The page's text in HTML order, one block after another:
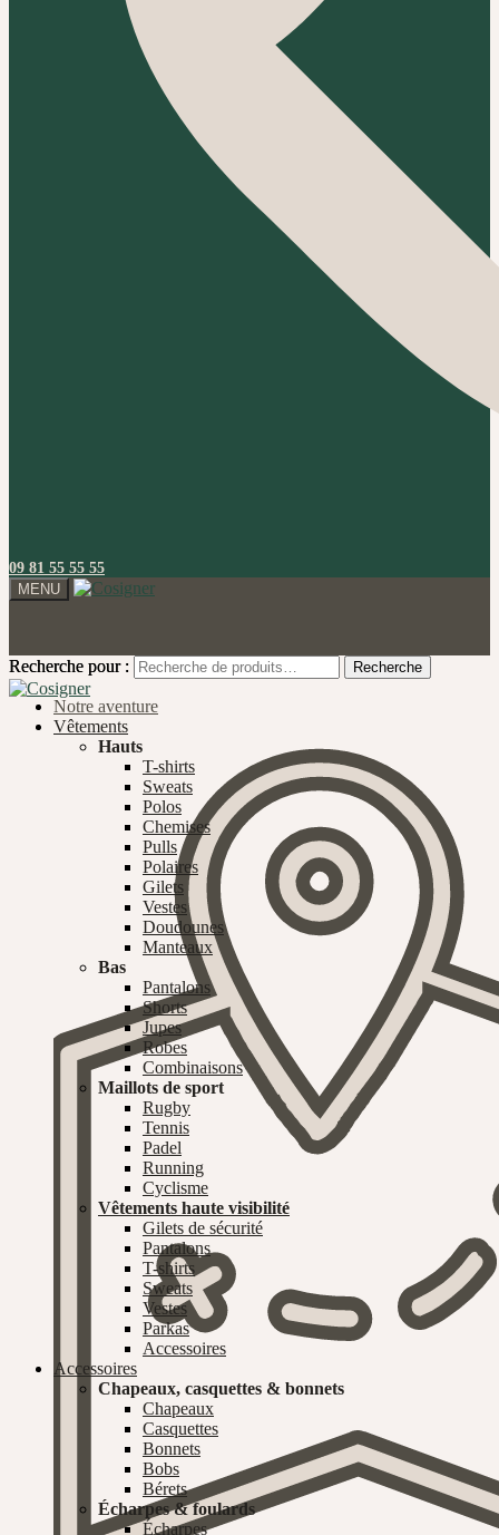
09 81 55 55 55
MENU
Recherche pour : Recherche
Notre aventure
Recherche pour : Recherche
Vêtements
Hauts
T-shirts
Sweats
Polos
Chemises
Pulls
Polaires
Gilets
Vestes
Doudounes
Manteaux
Bas
Pantalons
Shorts
Jupes
Robes
Combinaisons
Maillots de sport
Rugby
Tennis
Padel
Running
Cyclisme
Vêtements haute visibilité
Gilets de sécurité
Pantalons
T-shirts
Sweats
Vestes
Parkas
Accessoires
Accessoires
Chapeaux, casquettes & bonnets
Chapeaux
Casquettes
Bonnets
Bobs
Bérets
Écharpes & foulards
Écharpes